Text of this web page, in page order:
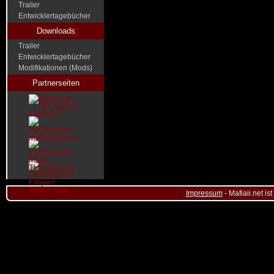
Trailer
Entwicklertagebücher
Downloads
Trailer
Entwicklertagebücher
Modifikationen (Mods)
Partnerseiten
Impressum- Mafiaii.net ist